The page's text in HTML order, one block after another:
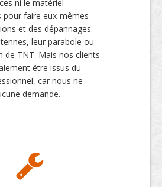
ni le matériel
pour faire eux-mêmes
et des dépannages
leur parabole ou
de TNT. Mais nos clients
être issus du
car nous ne
demande.